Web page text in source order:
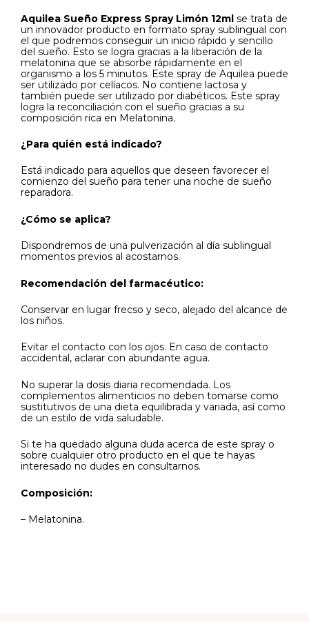
Aquilea Sueño Express Spray Limón 12ml se trata de
un innovador producto en formato spray sublingual con
el que podremos conseguir un inicio rápido y sencillo
del sueño. Esto se logra gracias a la liberación de la
melatonina que se absorbe rápidamente en el
organismo a los 5 minutos. Este spray de Aquilea puede
ser utilizado por celíacos. No contiene lactosa y
también puede ser utilizado por diabéticos. Este spray
logra la reconciliación con el sueño gracias a su
composición rica en Melatonina.
¿Para quién está indicado?
Está indicado para aquellos que deseen favorecer el
comienzo del sueño para tener una noche de sueño
reparadora.
¿Cómo se aplica?
Dispondremos de una pulverización al día sublingual
momentos previos al acostarnos.
Recomendación del farmacéutico:
Conservar en lugar frecso y seco, alejado del alcance de
los niños.
Evitar el contacto con los ojos. En caso de contacto
accidental, aclarar con abundante agua.
No superar la dosis diaria recomendada. Los
complementos alimenticios no deben tomarse como
sustitutivos de una dieta equilibrada y variada, así como
de un estilo de vida saludable.
Si te ha quedado alguna duda acerca de este spray o
sobre cualquier otro producto en el que te hayas
interesado no dudes en consultarnos.
Composición:
– Melatonina.